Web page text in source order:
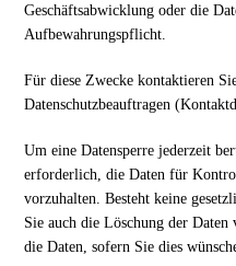
Geschäftsabwicklung oder die
Aufbewahrungspflicht.
Für diese Zwecke kontaktieren
Datenschutzbeauftragen
Um eine Datensperre jederzeit
erforderlich, die Daten für
vorzuhalten. Besteht keine
Sie auch die Löschung der
die Daten, sofern Sie dies